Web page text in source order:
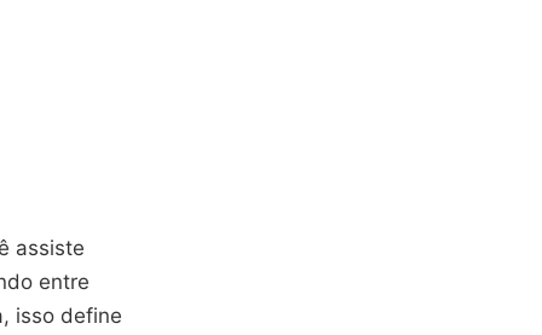
assiste
entre
isso define